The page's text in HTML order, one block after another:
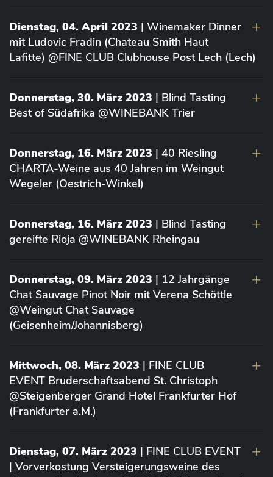
Dienstag, 04. April 2023 | Winemaker Dinner
mit Ludovic Fradin (Chateau Smith Haut
Lafitte) @FINE CLUB Clubhouse Post Lech (Lech)
Donnerstag, 30. März 2023 | Blind Tasting
Best of Südafrika @WINEBANK Trier
Donnerstag, 16. März 2023 | 40 Riesling
CHARTA-Weine aus 40 Jahren im Weingut
Wegeler (Oestrich-Winkel)
Donnerstag, 16. März 2023 | Blind Tasting
gereifte Rioja @WINEBANK Rheingau
Donnerstag, 09. März 2023 | 12 Jahrgänge
Chat Sauvage Pinot Noir mit Verena Schöttle
@Weingut Chat Sauvage
(Geisenheim/Johannisberg)
Mittwoch, 08. März 2023 | FINE CLUB
EVENT Bruderschaftsabend St. Christoph
@Steigenberger Grand Hotel Frankfurter Hof
(Frankfurter a.M.)
Dienstag, 07. März 2023 | FINE CLUB EVENT
| Vorverkostung Versteigerungsweine des